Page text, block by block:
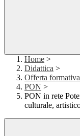
Home >
Didattica >
Offerta formativa
PON >
PON in rete
culturale,